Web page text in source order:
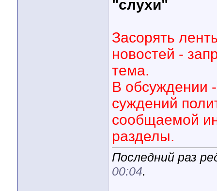
"слухи"
Засорять
новостей -
тема.
В обсуждении
суждений
сообщаемой
разделы.
Последний раз
00:04.